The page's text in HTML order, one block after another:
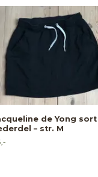
de Yong sort
– str. M